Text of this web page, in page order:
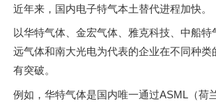
近年来，国内电子特气本土替代进程加快。
以华特气体、金宏气体、雅克科技、中船特
远气体和南大光电为代表的企业在不同种类
有突破。
例如，华特气体是国内唯一通过ASML（荷